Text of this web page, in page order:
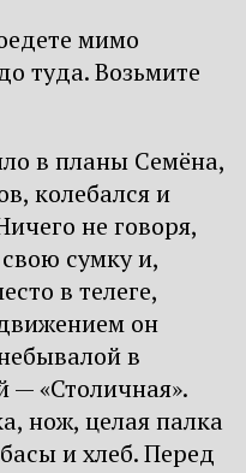
мимо
туда. Возьмите
в планы Семёна,
колебался и
не говоря,
сумку и,
в телеге,
он
в
— «Столичная».
нож, целая палка
и хлеб. Перед